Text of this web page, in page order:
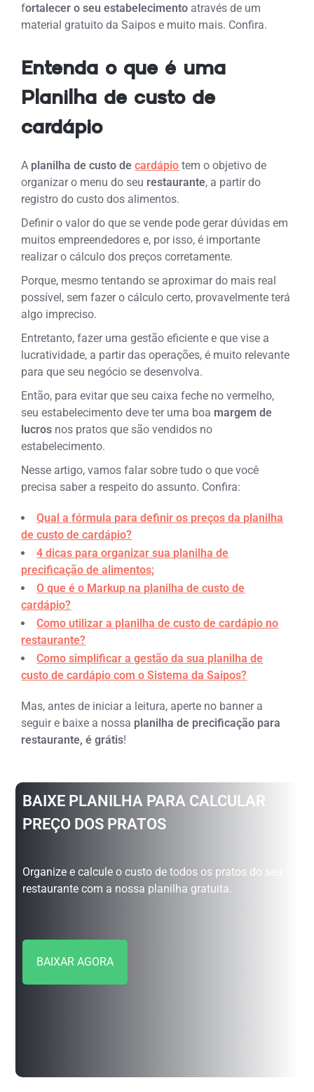
fortalecer o seu estabelecimento através de um
material gratuito da Saipos e muito mais. Confira.
Entenda o que é uma
Planilha de custo de
cardápio
A planilha de custo decardápio tem o objetivo de
organizar o menu do seu restaurante, a partir do
registro do custo dos alimentos.
Definir o valor do que se vende pode gerar dúvidas em
muitos empreendedores e, por isso, é importante
realizar o cálculo dos preços corretamente.
Porque, mesmo tentando se aproximar do mais real
possível, sem fazer o cálculo certo, provavelmente terá
algo impreciso.
Entretanto, fazer uma gestão eficiente e que vise a
lucratividade, a partir das operações, é muito relevante
para que seu negócio se desenvolva.
Então, para evitar que seu caixa feche no vermelho,
seu estabelecimento deve ter uma boa margem de
lucros nos pratos que são vendidos no
estabelecimento.
Nesse artigo, vamos falar sobre tudo o que você
precisa saber a respeito do assunto. Confira:
Qual a fórmula para definir os preços da planilha
de custo de cardápio?
4 dicas para organizar sua planilha de
precificação de alimentos;
O que é o Markup na planilha de custo de
cardápio?
Como utilizar a planilha de custo de cardápio no
restaurante?
Como simplificar a gestão da sua planilha de
custo de cardápio com o Sistema da Saipos?
Mas, antes de iniciar a leitura, aperte no banner a
seguir e baixe a nossa planilha de precificação para
restaurante, é grátis!
BAIXE PLANILHA PARA CALCULAR
PREÇO DOS PRATOS
Organize e calcule o custo de todos os pratos do seu
restaurante com a nossa planilha gratuita.
BAIXAR AGORA